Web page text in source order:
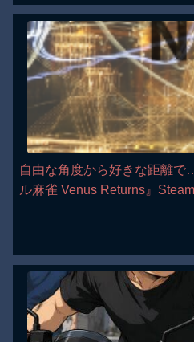
自由な角度から好きな距離
ル麻雀 Venus Returns』